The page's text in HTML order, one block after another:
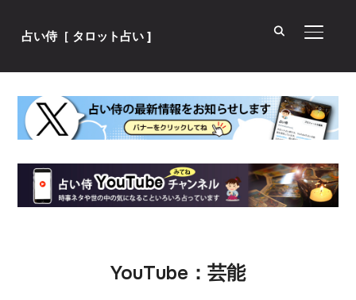
占い侍［ タロット占い ] サイド
YouTube：芸能